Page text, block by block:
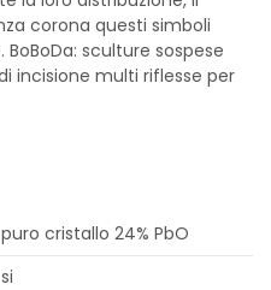
corona questi simboli
sculture sospese
incisione multi riflesse per
puro cristallo 24% PbO
si